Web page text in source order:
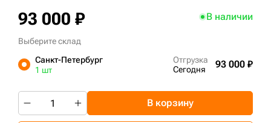
93 000 ₽ В наличии
Выберите склад
Санкт-Петербург
1 шт
Отгрузка
Сегодня
93 000 ₽
В корзину